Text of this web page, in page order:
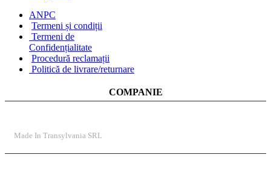
ANPC
Termeni și condiții
Termeni de
Confidențialitate
Procedură reclamații
Politică de livrare/returnare
COMPANIE
Made In Transylvania SRL